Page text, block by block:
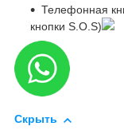
Телефонная
кнопки S.O.S)
Скрыть